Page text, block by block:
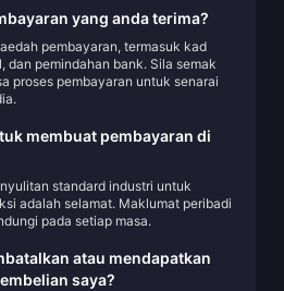
yang anda terima?
pembayaran, termasuk kad
dan pemindahan bank. Sila semak
proses pembayaran untuk senarai
membuat pembayaran di
standard industri untuk
adalah selamat. Maklumat peribadi
pada setiap masa.
atau mendapatkan
saya?